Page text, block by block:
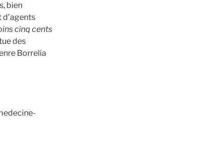
bien
cinq cents
des
Borrelia